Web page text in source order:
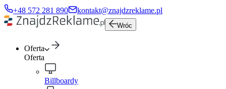
+48 572 281 890 kontakt@znajdzreklame.pl
Wróc
Oferta
Oferta
Billboardy